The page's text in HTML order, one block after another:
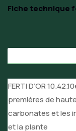
Fiche technique
FERTI D’OR 10.42.10
premières de
carbonates et les
et la plante